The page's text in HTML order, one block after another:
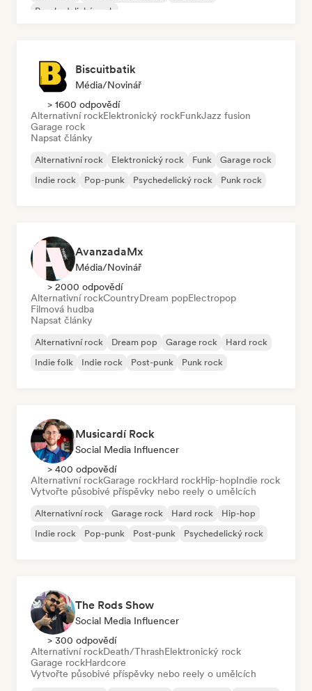
Psychedelický rock
Biscuitbatik
Média/novinář
> 1600 odpovědí
Alternativní rockElektronický rockFunkJazz fusion
Garage rock
Napsat články
Alternativní rock Elektronický rock Funk
Garage rock
Indie rock
Pop-punk Psychedelický rock Punk rock
AvanzadaMx
Média/novinář
> 2000 odpovědí
Alternativní rockCountryDream popElectropop
Filmová hudba
Napsat články
Alternativní rock Dream pop Garage rock
Hard rock
Indie folk
Indie rock Post-punk Punk rock
Musicardí Rock
Social Media Influencer
> 400 odpovědí
Alternativní rockGarage rockHard rockHip-hopIndie rock
Vytvořte působivé příspěvky nebo reely o umělcích
Alternativní rock Garage rock Hard rock
Hip-hop
Indie rock
Pop-punk Post-punk Psychedelický rock
The Rods Show
Social Media Influencer
> 300 odpovědí
Alternativní rockDeath/ThrashElektronický rock
Garage rockHardcore
Vytvořte působivé příspěvky nebo reely o umělcích